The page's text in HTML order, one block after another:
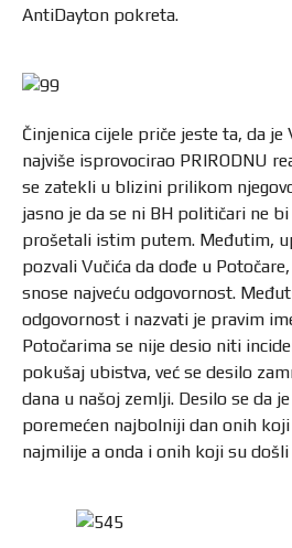
AntiDayton pokreta.
Činjenica cijele priče jeste ta, da
najviše isprovocirao PRIRODNU
se zatekli u blizini prilikom
jasno je da se ni BH političari ne
prošetali istim putem. Međutim,
pozvali Vučića da dođe u
snose najveću odgovornost.
odgovornost i nazvati je pravim
Potočarima se nije desio niti
pokušaj ubistva, već se desilo
dana u našoj zemlji. Desilo se da
poremećen najbolniji dan onih
najmilije a onda i onih koji su